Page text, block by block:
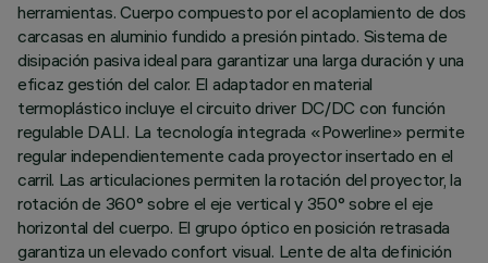
herramientas. Cuerpo compuesto por el acoplamiento de dos
carcasas en aluminio fundido a presión pintado. Sistema de
disipación pasiva ideal para garantizar una larga duración y una
eficaz gestión del calor. El adaptador en material
termoplástico incluye el circuito driver DC/DC con función
regulable DALI. La tecnología integrada «Powerline» permite
regular independientemente cada proyector insertado en el
carril. Las articulaciones permiten la rotación del proyector, la
rotación de 360° sobre el eje vertical y 350° sobre el eje
horizontal del cuerpo. El grupo óptico en posición retrasada
garantiza un elevado confort visual. Lente de alta definición